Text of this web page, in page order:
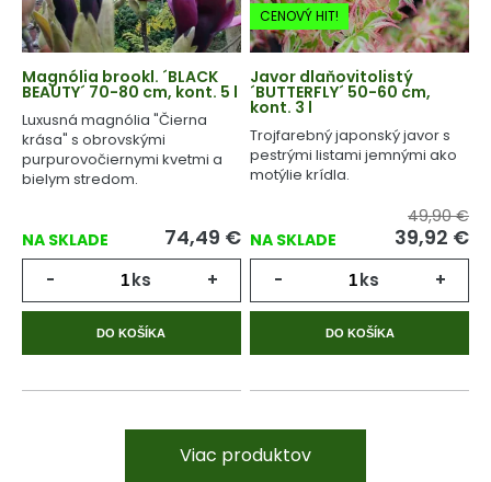
Magnólia brookl. ´BLACK
BEAUTY´ 70-80 cm, kont. 5 l
Luxusná magnólia "Čierna
krása" s obrovskými
purpurovočiernymi kvetmi a
bielym stredom.
NA SKLADE 74,49 €
- ks +
DO KOŠÍKA
CENOVÝ HIT!
Javor dlaňovitolistý
´BUTTERFLY´ 50-60 cm,
kont. 3 l
Trojfarebný japonský javor s
pestrými listami jemnými ako
motýlie krídla.
NA SKLADE
49,90 €
39,92 €
- ks +
DO KOŠÍKA
Viac produktov